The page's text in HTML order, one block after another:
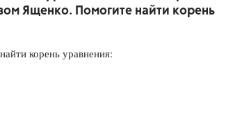
Ященко. Помогите найти корень
корень уравнения: